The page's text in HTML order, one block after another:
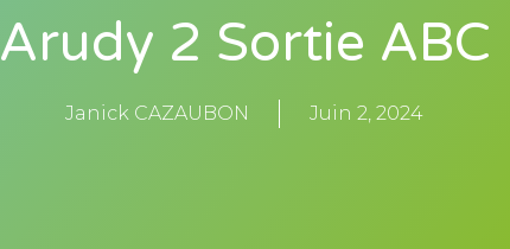
Arudy 2 Sortie ABC
Janick CAZAUBON Juin 2, 2024